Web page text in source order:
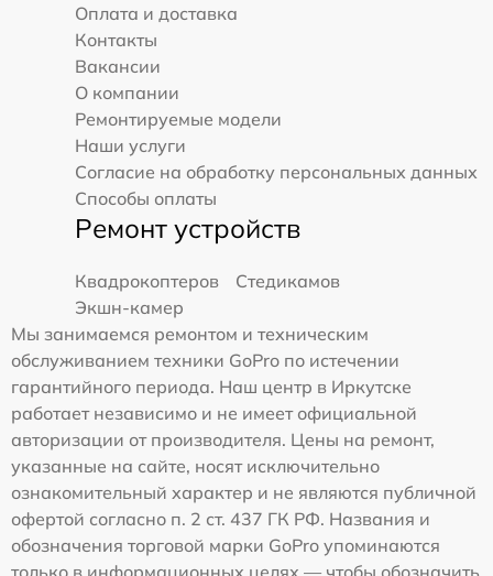
Оплата и доставка
Контакты
Вакансии
О компании
Ремонтируемые модели
Наши услуги
Согласие на обработку персональных данных
Способы оплаты
Ремонт устройств
Квадрокоптеров
Стедикамов
Экшн-камер
Мы занимаемся ремонтом и техническим
обслуживанием техники GoPro по истечении
гарантийного периода. Наш центр в Иркутске
работает независимо и не имеет официальной
авторизации от производителя. Цены на ремонт,
указанные на сайте, носят исключительно
ознакомительный характер и не являются публичной
офертой согласно п. 2 ст. 437 ГК РФ. Названия и
обозначения торговой марки GoPro упоминаются
только в информационных целях — чтобы обозначить